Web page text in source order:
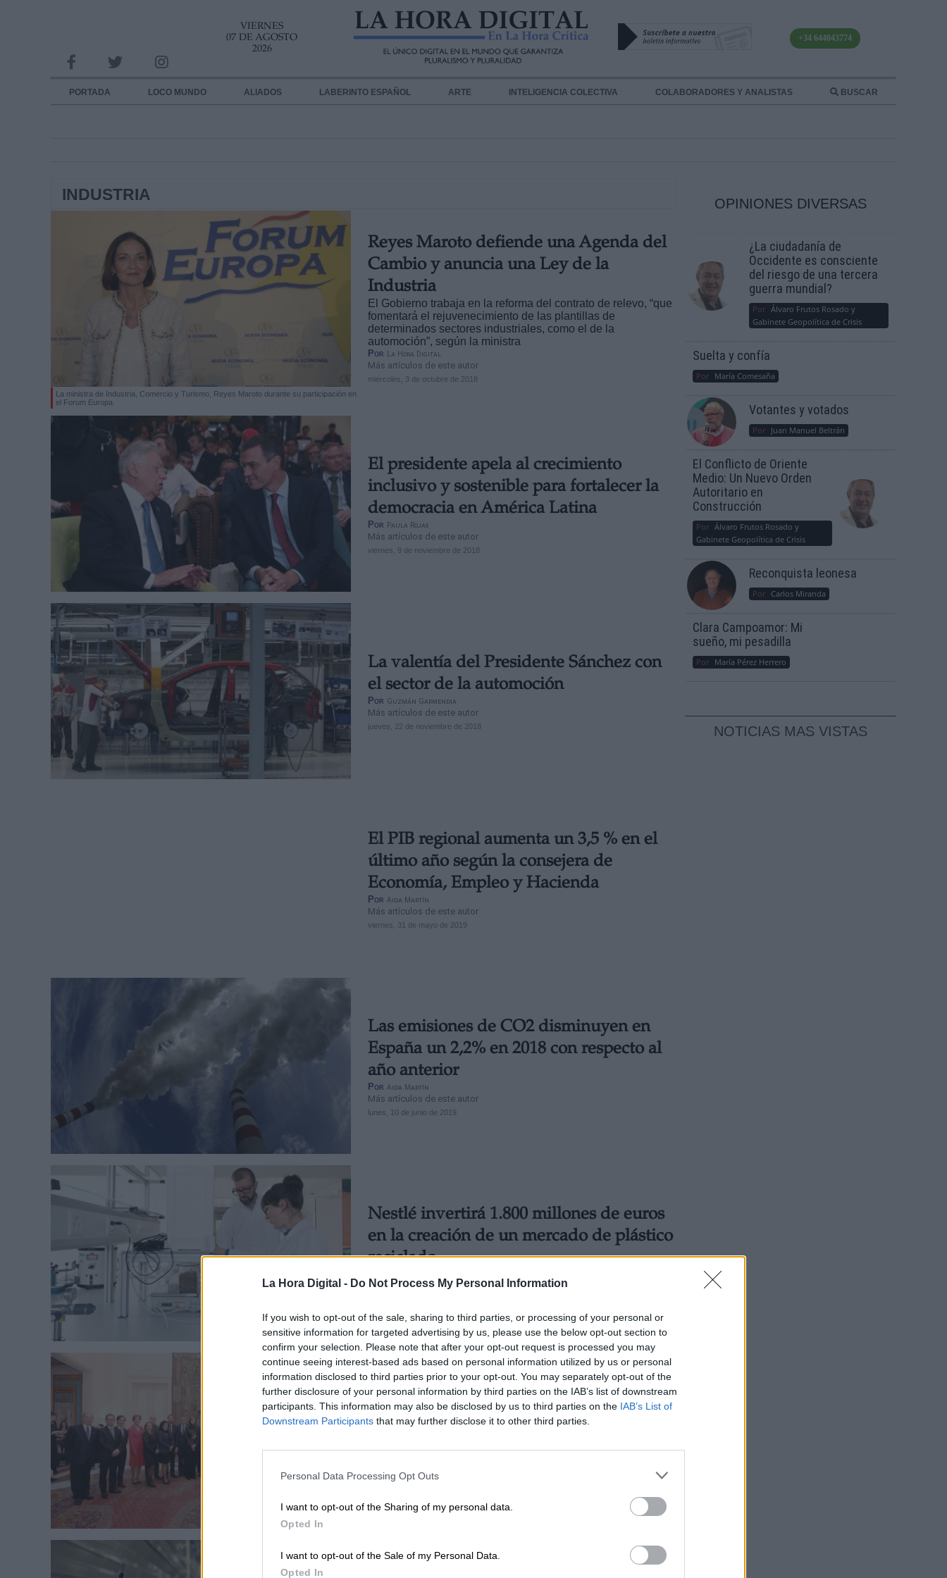
La Hora Digital - Do Not Process My Personal Information
If you wish to opt-out of the sale, sharing to third parties, or processing of your personal or
sensitive information for targeted advertising by us, please use the below opt-out section to
confirm your selection. Please note that after your opt-out request is processed you may
continue seeing interest-based ads based on personal information utilized by us or personal
information disclosed to third parties prior to your opt-out. You may separately opt-out of the
further disclosure of your personal information by third parties on the IAB’s list of downstream
participants. This information may also be disclosed by us to third parties on the IAB’s List of
Downstream Participants that may further disclose it to other third parties.
Personal Data Processing Opt Outs
I want to opt-out of the Sharing of my personal data.
Opted In
I want to opt-out of the Sale of my Personal Data.
Opted In
VIERNES
07 DE AGOSTO
2026
+34 644043774
PORTADA LOCO MUNDO ALIADOS LABERINTO ESPAÑOL ARTE INTELIGENCIA COLECTIVA COLABORADORES Y ANALISTAS BUSCAR
INDUSTRIA
La ministra de Industria, Comercio y Turismo, Reyes Maroto durante su participación en
el Forum Europa.
Reyes Maroto defiende una Agenda del
Cambio y anuncia una Ley de la
Industria
El Gobierno trabaja en la reforma del contrato de relevo, “que
fomentará el rejuvenecimiento de las plantillas de
determinados sectores industriales, como el de la
automoción”, según la ministra
Por La Hora Digital
Más artículos de este autor
miércoles, 3 de octubre de 2018
El presidente apela al crecimiento
inclusivo y sostenible para fortalecer la
democracia en América Latina
Por Paula Rojas
Más artículos de este autor
viernes, 9 de noviembre de 2018
La valentía del Presidente Sánchez con
el sector de la automoción
Por Guzmán Garmendia
Más artículos de este autor
jueves, 22 de noviembre de 2018
El PIB regional aumenta un 3,5 % en el
último año según la consejera de
Economía, Empleo y Hacienda
Por Aida Martín
Más artículos de este autor
viernes, 31 de mayo de 2019
Las emisiones de CO2 disminuyen en
España un 2,2% en 2018 con respecto al
año anterior
Por Aida Martín
Más artículos de este autor
lunes, 10 de junio de 2019
Nestlé invertirá 1.800 millones de euros
en la creación de un mercado de plástico
reciclado
Más artículos de este autor
FITUR 2020 reúne a los ministros
iberoamericanos de turismo en el
Palacio Real de Madrid
Más artículos de este autor
OPINIONES DIVERSAS
¿La ciudadanía de
Occidente es consciente
del riesgo de una tercera
guerra mundial?
Por Álvaro Frutos Rosado y
Gabinete Geopolítica de Crisis
Suelta y confía
Por María Comesaña
Votantes y votados
Por Juan Manuel Beltrán
El Conflicto de Oriente
Medio: Un Nuevo Orden
Autoritario en
Construcción
Por Álvaro Frutos Rosado y
Gabinete Geopolítica de Crisis
Reconquista leonesa
Por Carlos Miranda
Clara Campoamor: Mi
sueño, mi pesadilla
Por María Pérez Herrero
NOTICIAS MAS VISTAS
INFORMACION SOBRE LA PROTECCIÓN DE TUS DATOS
Responsable:
link
Información adicional
link